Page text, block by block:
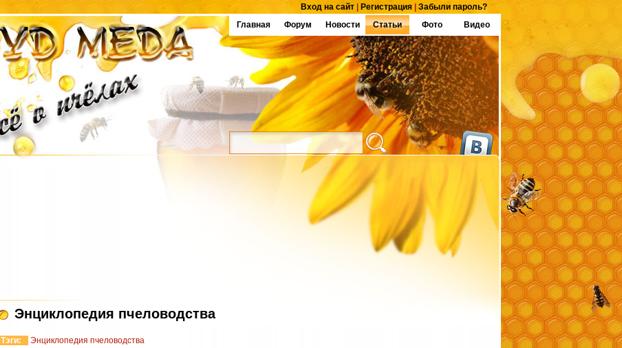
Вход на сайт Регистрация
Забыли пароль?
Главная
Форум Новости Статьи Фото Видео
Энциклопедия пчеловодства
Тэги:
Энциклопедия пчеловодства